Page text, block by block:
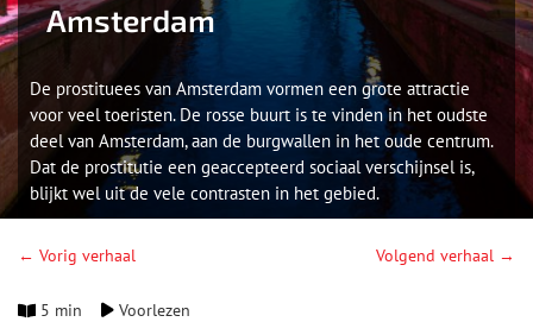
Amsterdam
De prostituees van Amsterdam vormen een grote attractie
voor veel toeristen. De rosse buurt is te vinden in het oudste
deel van Amsterdam, aan de burgwallen in het oude centrum.
Dat de prostitutie een geaccepteerd sociaal verschijnsel is,
blijkt wel uit de vele contrasten in het gebied.
← Vorig verhaal Volgend verhaal →
5 min Voorlezen